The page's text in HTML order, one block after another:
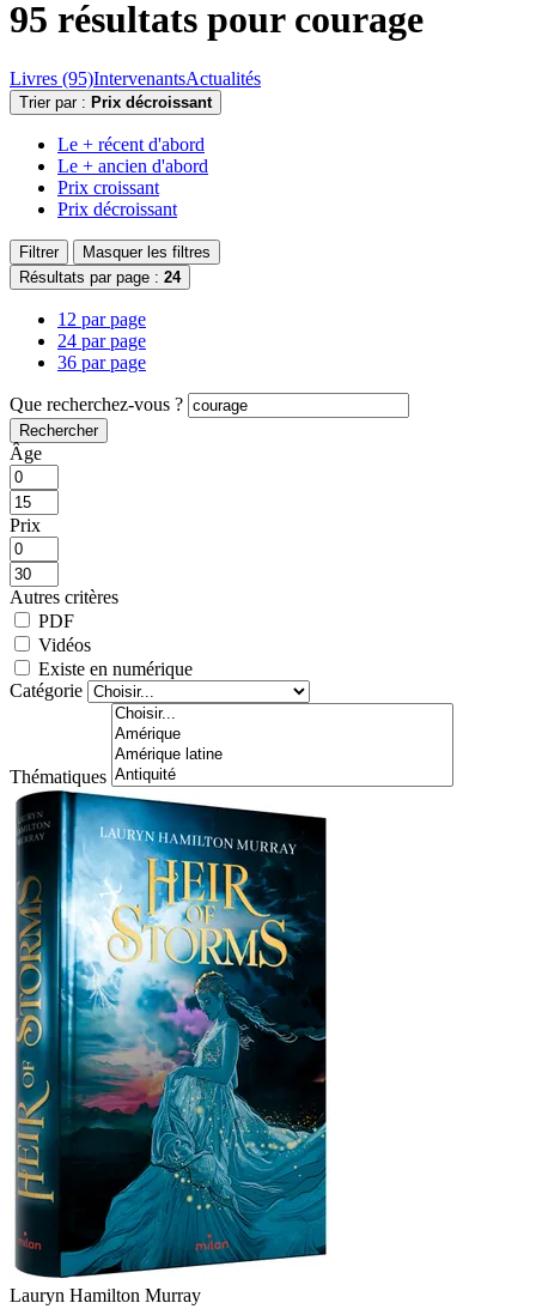
95 résultats pour courage
Livres (95)IntervenantsActualités
Trier par : Prix décroissant
Le + récent d'abord
Le + ancien d'abord
Prix croissant
Prix décroissant
Filtrer
Masquer les filtres
Résultats par page : 24
12 par page
24 par page
36 par page
Que recherchez-vous ?
Rechercher
Âge
Prix
Autres critères
PDF
Vidéos
Existe en numérique
Catégorie
Thématiques
Lauryn Hamilton Murray